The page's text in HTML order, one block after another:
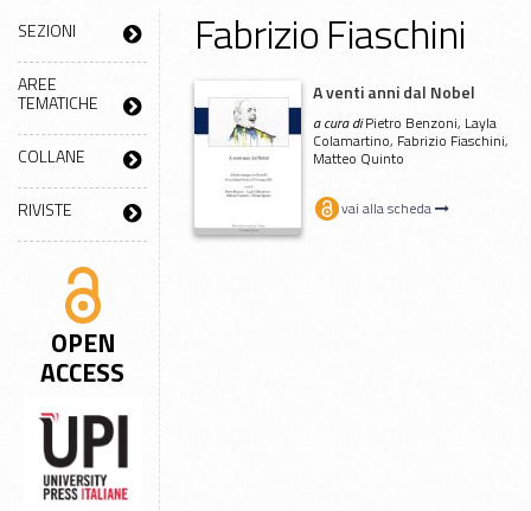
SEZIONI
AREE
TEMATICHE
COLLANE
RIVISTE
OPEN
ACCESS
Fabrizio Fiaschini
A venti anni dal Nobel
a cura diPietro Benzoni, Layla
Colamartino, Fabrizio Fiaschini,
Matteo Quinto
vai alla scheda